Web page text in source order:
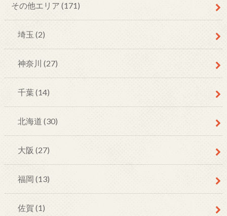
その他エリア (171)
埼玉 (2)
神奈川 (27)
千葉(14)
北海道 (30)
大阪 (27)
福岡 (13)
佐賀 (1)